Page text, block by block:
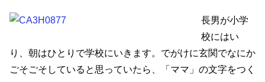
長男が小学
校にはい
り、朝はひとりで学校にいきます。でがけに玄関でなにか
ごそごそしていると思っていたら、「ママ」の文字をつく